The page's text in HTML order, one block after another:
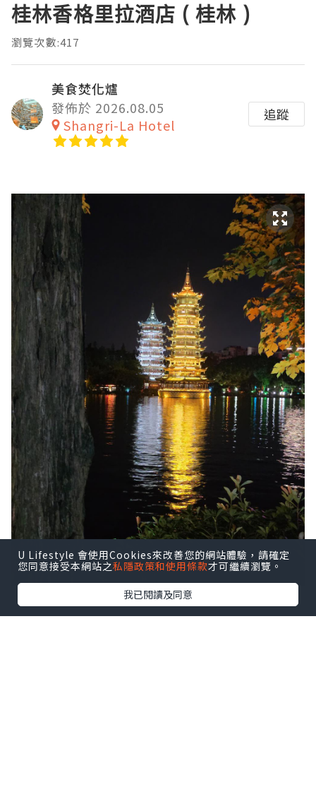
桂林香格里拉酒店 ( 桂林 )
瀏覽次數:417
美食焚化爐
發佈於 2026.08.05
Shangri-La Hotel
追蹤
U Lifestyle 會使用Cookies來改善您的網站體驗，請確定
您同意接受本網站之私隱政策和使用條款才可繼續瀏覽。
我已閱讀及同意